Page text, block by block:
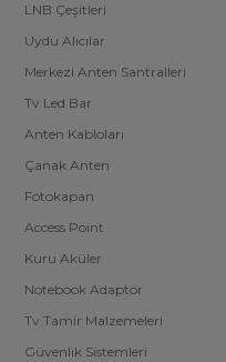
LNB Çeşitleri
Uydu Alıcılar
Merkezi Anten Santralleri
Tv Led Bar
Anten Kabloları
Çanak Anten
Fotokapan
Access Point
Kuru Aküler
Notebook Adaptör
Tv Tamir Malzemeleri
Güvenlik Sistemleri